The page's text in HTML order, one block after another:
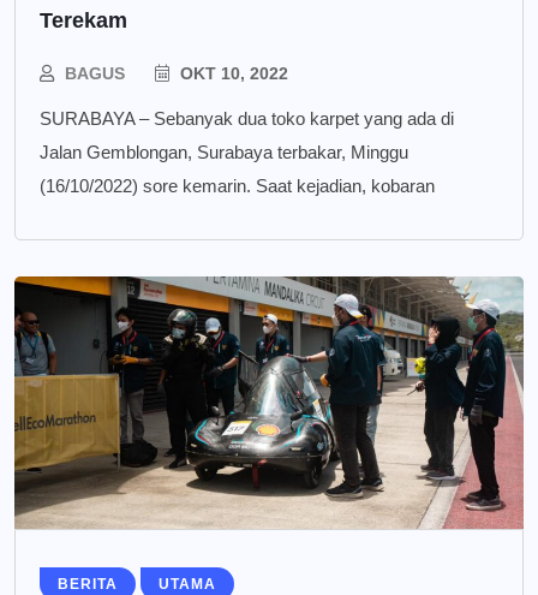
Terekam
BAGUS OKT 10, 2022
SURABAYA – Sebanyak dua toko karpet yang ada di
Jalan Gemblongan, Surabaya terbakar, Minggu
(16/10/2022) sore kemarin. Saat kejadian, kobaran
BERITA UTAMA